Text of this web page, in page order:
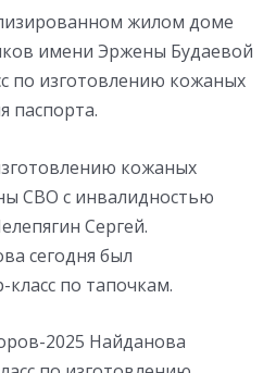
жилом доме
имени Эржены Будаевой
по изготовлению кожаных
паспорта.
кожаных
СВО с инвалидностью
Сергей.
сегодня был
по тапочкам.
2025 Найданова